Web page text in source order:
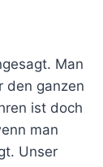
Man
den ganzen
ist doch
man
Unser